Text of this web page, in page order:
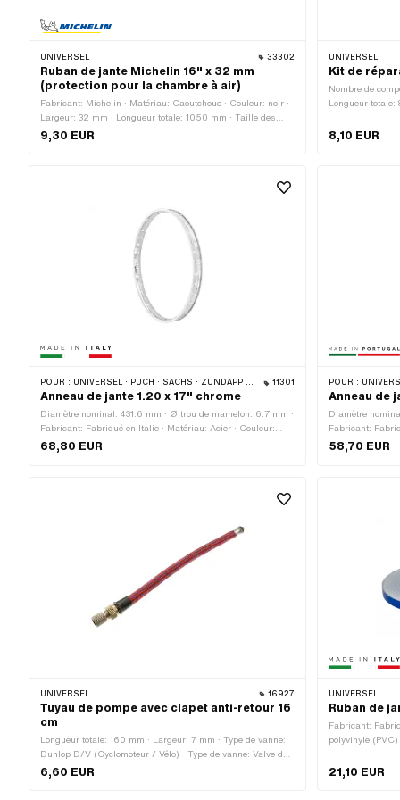
UNIVERSEL 33302
Ruban de jante Michelin 16" x 32 mm
(protection pour la chambre à air)
Fabricant: Michelin · Matériau: Caoutchouc · Couleur: noir ·
Largeur: 32 mm · Longueur totale: 1050 mm · Taille des
roues: 16 "
9,30 EUR
UNIVERSEL
Kit de
Nombre de
Longueur
8,10 EUR
POUR : UNIVERSEL · PUCH · SACHS · ZÜNDAPP BELMONDO 11301
Anneau de jante 1.20 x 17" chrome
Diamètre nominal: 431.6 mm · Ø trou de mamelon: 6.7 mm ·
Fabricant: Fabriqué en Italie · Matériau: Acier · Couleur:
Chrome · Profondeur du fond de jante: 3.6 mm · Surface:
68,80 EUR
POUR :
Anneau de
Diamètre
Fabricant:
chromé ·
58,70 EUR
UNIVERSEL 16927
Tuyau de pompe avec clapet anti-retour 16
cm
Longueur totale: 160 mm · Largeur: 7 mm · Type de vanne:
Dunlop D/V (Cyclomoteur / Vélo) · Type de vanne: Valve de
voiture TR4 · Type de vanne: Valve de voiture TR6 · Type de
vanne: Vanne automatique TR87 (coudée à 90°) · Champ
6,60 EUR
UNIVERSEL
Ruban de
Fabricant:
polyvinyle
Largeur: 5 mm ·
21,10 EUR